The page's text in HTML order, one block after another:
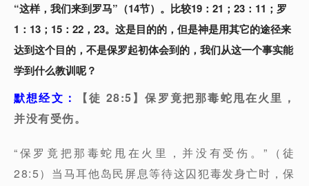
“这样，我们来到罗马”（14节）。比较19：21；23：11；罗
1：13；15：22，23。这是目的的，但是神是用其它的途径来
达到这个目的，不是保罗起初体会到的，我们从这一个事实能
学到什么教训呢？
默想经文：
【徒 28:5】保罗竟把那毒蛇甩在火里，
并没有受伤。
“保罗竟把那毒蛇甩在火里，并没有受伤。”（徒
28:5）当马耳他岛民屏息等待这囚犯毒发身亡时，保